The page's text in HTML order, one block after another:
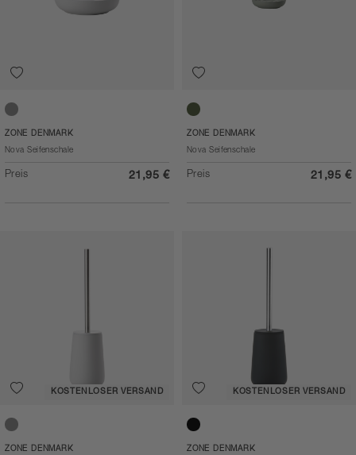
Soft Grey
ZONE DENMARK
Nova Seifenschale
Preis 21,95 €
Olive green
ZONE DENMARK
Nova Seifenschale
Preis 21,95 €
KOSTENLOSER VERSAND
Soft Grey
ZONE DENMARK
KOSTENLOSER VERSAND
Black
ZONE DENMARK